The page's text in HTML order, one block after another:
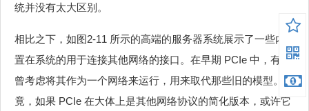
统并没有太大区别。
相比之下，如图2‑11 所示的高端的服务器系统展示了一些内
置在系统的用于连接其他网络的接口。在早期 PCIe 中，有人
曾考虑将其作为一个网络来运行，用来取代那些旧的模型。毕
竟，如果 PCIe 在大体上是其他网络协议的简化版本，或许它